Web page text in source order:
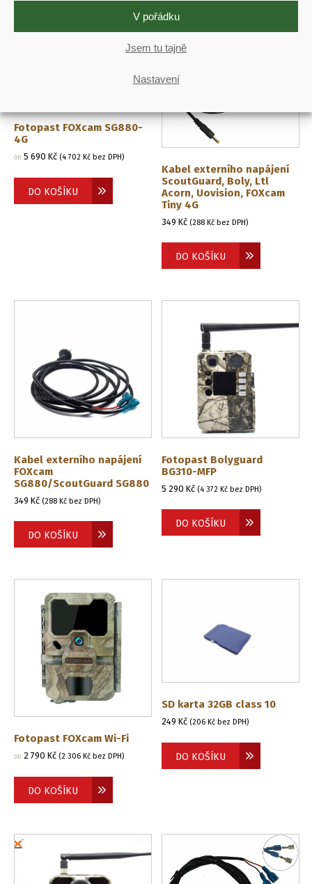
V pořádku
Jsem tu tajně
Nastavení
Fotopast FOXcam SG880-
4G
OD: 5 690 Kč (4 702 Kč bez DPH)
DO KOŠÍKU
Kabel externího napájení
ScoutGuard, Boly, Ltl
Acorn, Uovision, FOXcam
Tiny 4G
349Kč (288Kč bez DPH)
DO KOŠÍKU
Kabel externího napájení
FOXcam
SG880/ScoutGuard SG880
349 Kč (288 Kč bez DPH)
DO KOŠÍKU
Fotopast Bolyguard
BG310-MFP
5 290Kč (4 372 Kč bez DPH)
DO KOŠÍKU
Fotopast FOXcam Wi-Fi
OD: 2 790 Kč (2 306 Kč bez DPH)
DO KOŠÍKU
SD karta 32GB class 10
249Kč (206 Kč bez DPH)
DO KOŠÍKU